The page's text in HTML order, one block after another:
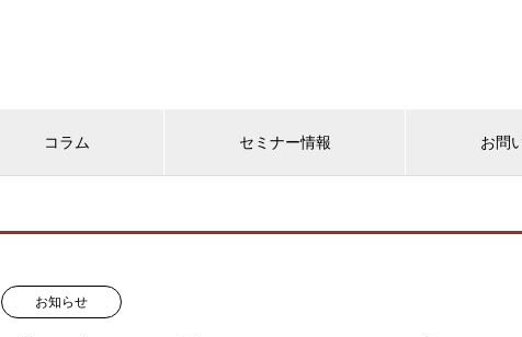
コラム セミナー情報 お問
お知らせ